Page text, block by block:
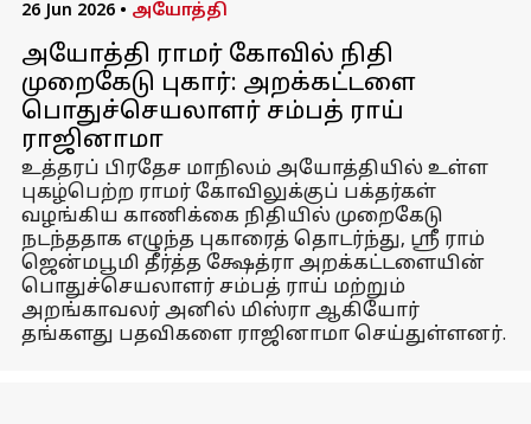
26 Jun 2026 • அயோத்தி
அயோத்தி ராமர் கோவில் நிதி
முறைகேடு புகார்: அறக்கட்டளை
பொதுச்செயலாளர் சம்பத் ராய்
ராஜினாமா
உத்தரப் பிரதேச மாநிலம் அயோத்தியில் உள்ள
புகழ்பெற்ற ராமர் கோவிலுக்குப் பக்தர்கள்
வழங்கிய காணிக்கை நிதியில் முறைகேடு
நடந்ததாக எழுந்த புகாரைத் தொடர்ந்து, ஸ்ரீ ராம்
ஜென்மபூமி தீர்த்த க்ஷேத்ரா அறக்கட்டளையின்
பொதுச்செயலாளர் சம்பத் ராய் மற்றும்
அறங்காவலர் அனில் மிஸ்ரா ஆகியோர்
தங்களது பதவிகளை ராஜினாமா செய்துள்ளனர்.